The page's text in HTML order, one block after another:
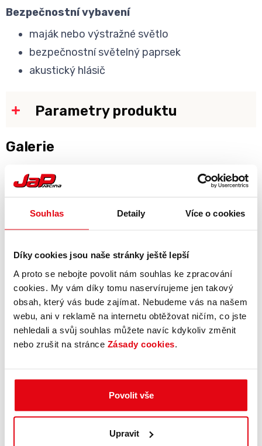
Souhlas Detaily Více o cookies
Díky cookies jsou naše stránky ještě lepší
A proto se nebojte povolit nám souhlas ke zpracování
cookies. My vám díky tomu naservírujeme jen takový
obsah, který vás bude zajímat. Nebudeme vás na našem
webu, ani v reklamě na internetu obtěžovat ničím, co jste
nehledali a svůj souhlas můžete navíc kdykoliv změnit
nebo zrušit na stránce Zásady cookies
Povolit vše
Upravit
Bezpečnostní vybavení
maják nebo výstražné světlo
bezpečnostní světelný paprsek
akustický hlásič
Parametry produktu
Galerie